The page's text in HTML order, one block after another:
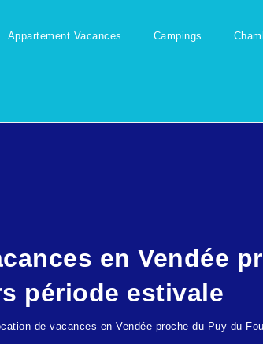
Appartement Vacances Campings
en Vendée
période estivale
de vacances en Vendée proche du Puy du